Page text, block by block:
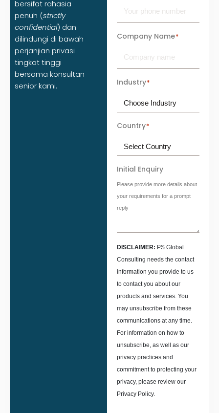
bersifat rahasia
penuh (strictly
confidential) dan
dilindungi di bawah
perjanjian privasi
tingkat tinggi
bersama konsultan
senior kami.
Company Name*
Industry*
Country*
Initial Enquiry
Please provide more details about
your requirements for a prompt
reply
DISCLAIMER: PS Global
Consulting needs the contact
information you provide to us
to contact you about our
products and services. You
may unsubscribe from these
communications at any time.
For information on how to
unsubscribe, as well as our
privacy practices and
commitment to protecting your
privacy, please review our
Privacy Policy.